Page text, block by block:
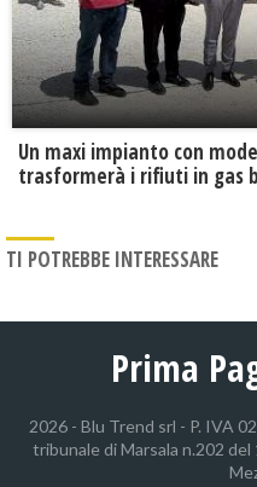
Un maxi impianto con
trasformerà i rifiuti in gas
TI POTREBBE INTERESSARE
Prima
2026 - Blu Trend srl - P. IVA
tribunale di Marsala n.202